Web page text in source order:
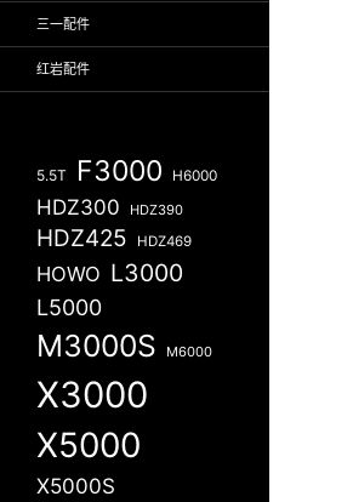
三一配件
红岩配件
5.5T F3000 H6000
HDZ300 HDZ390
HDZ425 HDZ469
HOWO L3000
L5000
M3000S M6000
X3000
X5000
X5000S